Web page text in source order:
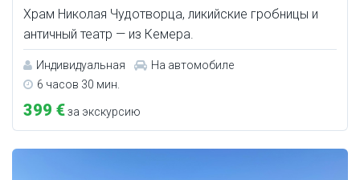
Храм Николая Чудотворца, ликийские гробницы и
античный театр — из Кемера.
Индивидуальная
На автомобиле
6 часов 30 мин.
399 €за экскурсию